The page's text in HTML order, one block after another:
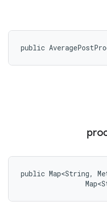
public
public Map<String,